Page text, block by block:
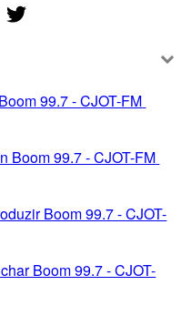
99.7 - CJOT-FM
Boom 99.7 - CJOT-FM
Boom 99.7 - CJOT-
Boom 99.7 - CJOT-